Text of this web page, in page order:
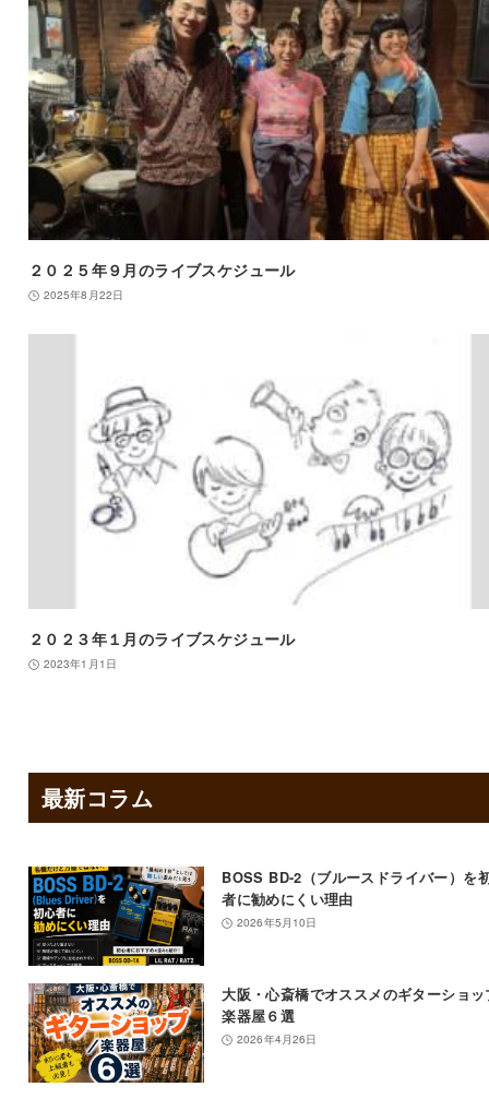
２０２５年９月のライブスケジュール
2025年8月22日
２０２３年１月のライブスケジュール
2023年1月1日
最新コラム
BOSS BD-2（ブルースドライバー）を
者に勧めにくい理由
2026年5月10日
大阪・心斎橋でオススメのギターショッ
楽器屋６選
2026年4月26日